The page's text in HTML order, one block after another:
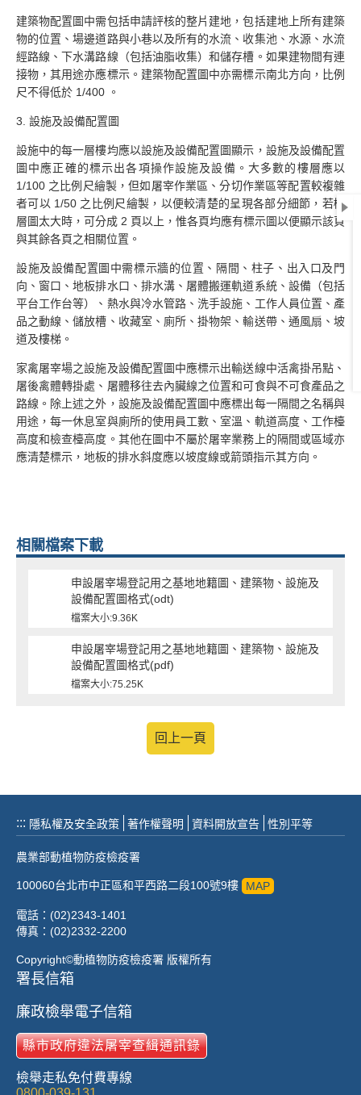
建築物配置圖中需包括申請評核的整片建地，包括建地上所有建築
物的位置、場邊道路與小巷以及所有的水流、收集池、水源、水流
經路線、下水溝路線（包括油脂收集）和儲存槽。如果建物間有連
接物，其用途亦應標示。建築物配置圖中亦需標示南北方向，比例
尺不得低於 1/400 。
3. 設施及設備配置圖
設施中的每一層樓均應以設施及設備配置圖顯示，設施及設備配置
圖中應正確的標示出各項操作設施及設備。大多數的樓層應以
1/100 之比例尺繪製，但如屠宰作業區、分切作業區等配置較複雜
者可以 1/50 之比例尺繪製，以便較清楚的呈現各部分細節，若樓
層圖太大時，可分成 2 頁以上，惟各頁均應有標示圖以便顯示該頁
與其餘各頁之相關位置。
設施及設備配置圖中需標示牆的位置、隔間、柱子、出入口及門
向、窗口、地板排水口、排水溝、屠體搬運軌道系統、設備（包括
平台工作台等）、熱水與冷水管路、洗手設施、工作人員位置、產
品之動線、儲放槽、收藏室、廁所、掛物架、輸送帶、通風扇、坡
道及樓梯。
家禽屠宰場之設施及設備配置圖中應標示出輸送線中活禽掛吊點、
屠後禽體轉掛處、屠體移往去內臟線之位置和可食與不可食產品之
路線。除上述之外，設施及設備配置圖中應標出每一隔間之名稱與
用途，每一休息室與廁所的使用員工數、室溫、軌道高度、工作檯
高度和檢查檯高度。其他在圖中不屬於屠宰業務上的隔間或區域亦
應清楚標示，地板的排水斜度應以坡度線或箭頭指示其方向。
相關檔案下載
申設屠宰場登記用之基地地籍圖、建築物、設施及
設備配置圖格式(odt)
檔案大小:9.36K
申設屠宰場登記用之基地地籍圖、建築物、設施及
設備配置圖格式(pdf)
檔案大小:75.25K
回上一頁
::: 隱私權及安全政策 著作權聲明 資料開放宣告 性別平等
農業部動植物防疫檢疫署
100060台北市中正區和平西路二段100號9樓 MAP
電話：(02)2343-1401
傳真：(02)2332-2200
Copyright©動植物防疫檢疫署 版權所有
署長信箱
廉政檢舉電子信箱
縣市政府違法屠宰查緝通訊錄
檢舉走私免付費專線